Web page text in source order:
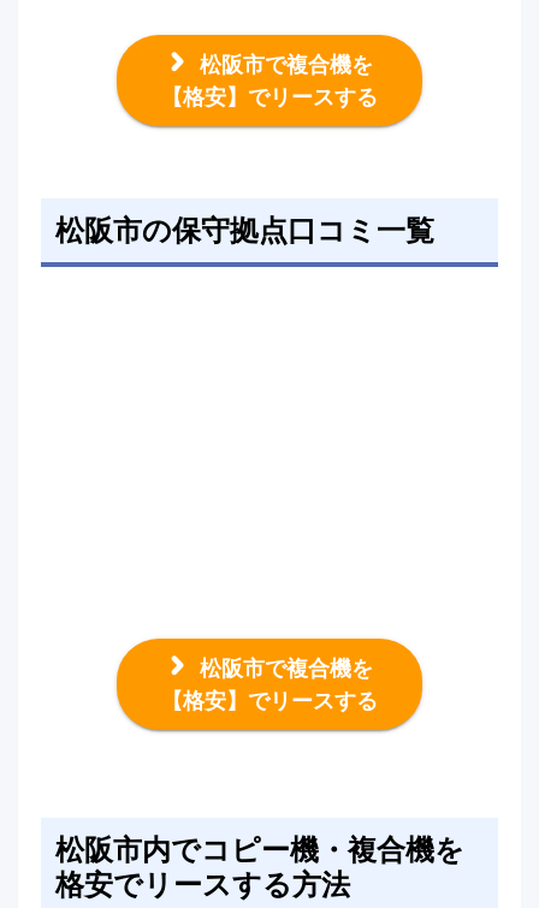
松阪市で複合機を
【格安】でリースする
松阪市の保守拠点口コミ一覧
松阪市で複合機を
【格安】でリースする
松阪市内でコピー機・複合機を
格安でリースする方法